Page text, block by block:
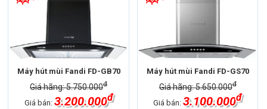
Máy hút mùi Fandi FD-GB70
Giá hãng: 5.750.000đ
Giá bán: 3.200.000đ
Máy hút mùi Fandi FD-GS70
Giá hãng: 5.650.000đ
Giá bán:3.100.000đ